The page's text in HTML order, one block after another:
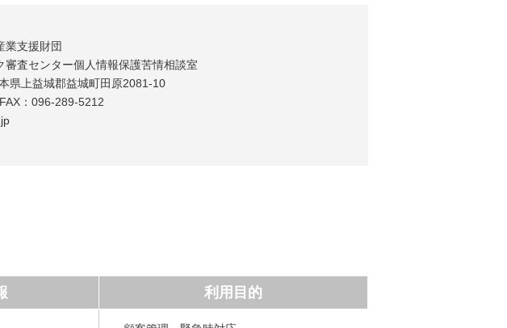
業支援財団
審査センター個人情報保護苦情相談室
上益城郡益城町田原2081-10
：096-289-5212
利用目的